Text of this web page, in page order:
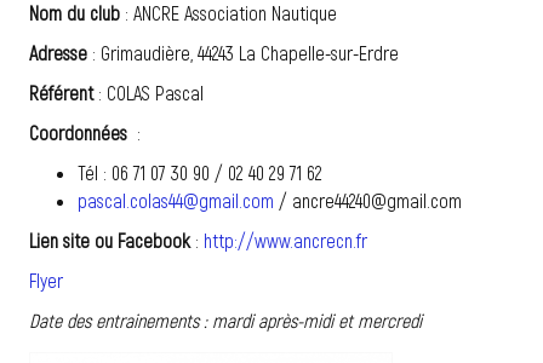
Nom du club : ANCRE Association Nautique
Adresse : Grimaudière, 44243 La Chapelle-sur-Erdre
Référent: COLAS Pascal
Coordonnées :
Tél : 06 71 07 30 90 / 02 40 29 71 62
pascal.colas44@gmail.com / ancre44240@gmail.com
Lien site ou Facebook : http://www.ancrecn.fr
Flyer
Date des entrainements : mardi après-midi et mercredi